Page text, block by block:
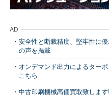
AD
安全性と断裁精度、堅牢性に
の声を掲載
オンデマンド出力によるター
こちら
中古印刷機械高価買取致しま